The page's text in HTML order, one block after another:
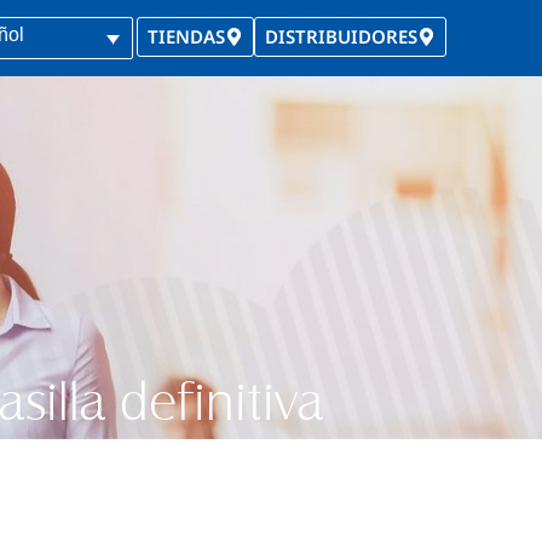
TIENDAS DISTRIBUIDORES
definitiva